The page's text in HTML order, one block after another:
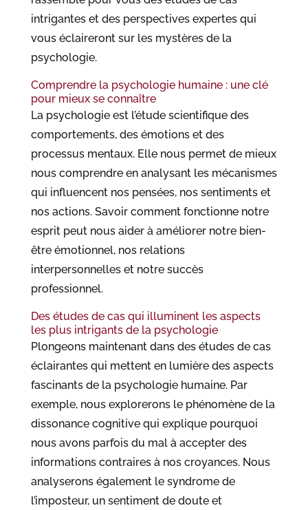
intrigantes et des perspectives expertes qui
vous éclaireront sur les mystères de la
psychologie.
Comprendre la psychologie humaine : une clé
pour mieux se connaître
La psychologie est l’étude scientifique des
comportements, des émotions et des
processus mentaux. Elle nous permet de mieux
nous comprendre en analysant les mécanismes
qui influencent nos pensées, nos sentiments et
nos actions. Savoir comment fonctionne notre
esprit peut nous aider à améliorer notre bien-
être émotionnel, nos relations
interpersonnelles et notre succès
professionnel.
Des études de cas qui illuminent les aspects
les plus intrigants de la psychologie
Plongeons maintenant dans des études de cas
éclairantes qui mettent en lumière des aspects
fascinants de la psychologie humaine. Par
exemple, nous explorerons le phénomène de la
dissonance cognitive qui explique pourquoi
nous avons parfois du mal à accepter des
informations contraires à nos croyances. Nous
analyserons également le syndrome de
l’imposteur, un sentiment de doute et